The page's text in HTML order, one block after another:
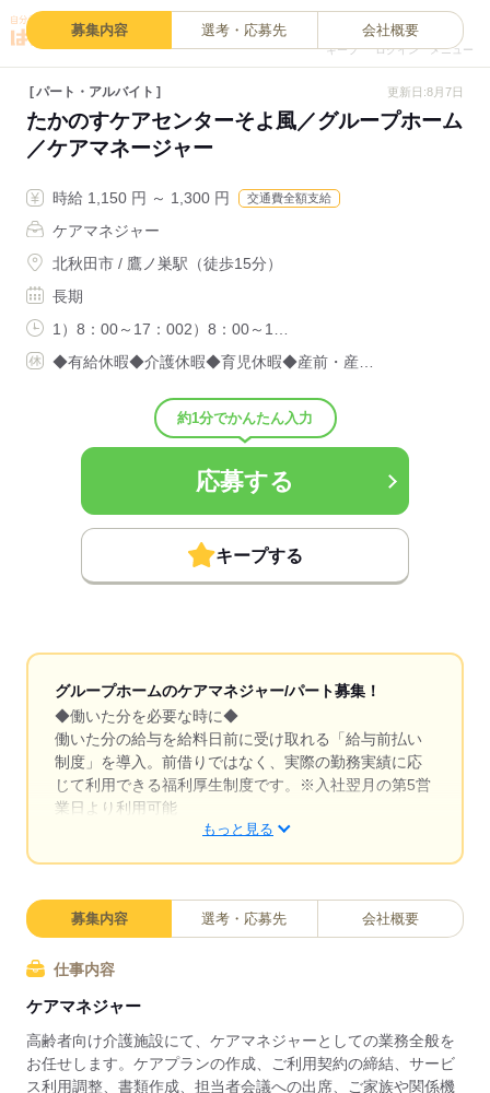
キープ ログイン メニュー
募集内容 選考・応募先 会社概要
パート・アルバイト 更新日:8月7日
たかのすケアセンターそよ風／グループホーム
／ケアマネージャー
時給 1,150 円 ～ 1,300 円 交通費全額支給
ケアマネジャー
北秋田市 / 鷹ノ巣駅（徒歩15分）
長期
1）8：00～17：002）8：00～1…
◆有給休暇◆介護休暇◆育児休暇◆産前・産…
約1分でかんたん入力
応募する
キープする
グループホームのケアマネジャー/パート募集！
◆働いた分を必要な時に◆
働いた分の給与を給料日前に受け取れる「給与前払い
制度」を導入。前借りではなく、実際の勤務実績に応
じて利用できる福利厚生制度です。※入社翌月の第5営
業日より利用可能
寧な研修と先輩スタッフのサポート体制が整っている
ので、ブランクがある方でも安心して仕事復帰できま
経験を活かしたい」そんな気持ちをしっかり受け止め
◆温かい雰囲気の職場◆
お客様はもちろん、一緒に働く仲間同士の信頼関係も
大切にしている職場です。困った時は自然と助け合
もっと見る
募集内容 選考・応募先 会社概要
仕事内容
ケアマネジャー
高齢者向け介護施設にて、ケアマネジャーとしての業務全般を
お任せします。ケアプランの作成、ご利用契約の締結、サービ
ス利用調整、書類作成、担当者会議への出席、ご家族や関係機